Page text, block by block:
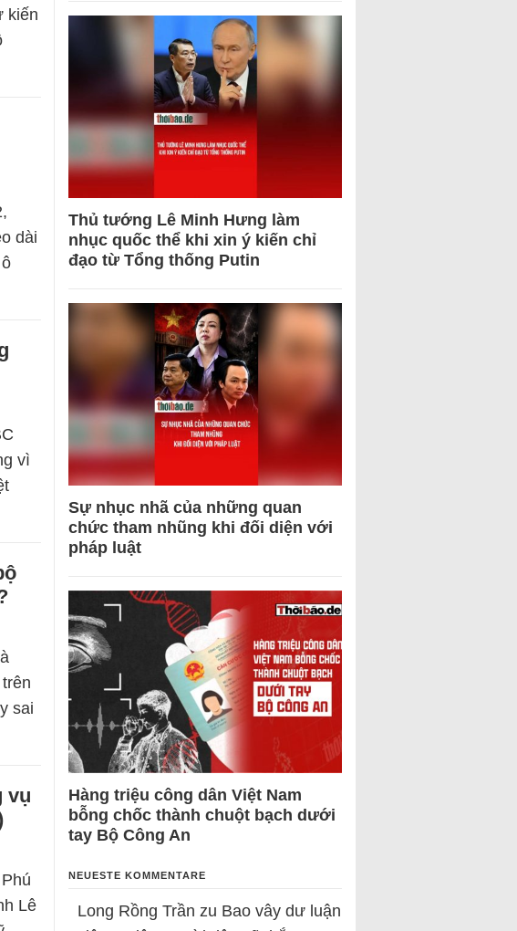
kiến
dài
vì
sai
vụ
Lê
Thủ tướng Lê Minh Hưng làm
nhục quốc thể khi xin ý kiến chỉ
đạo từ Tổng thống Putin
Sự nhục nhã của những quan
chức tham nhũng khi đối diện với
pháp luật
Hàng triệu công dân Việt Nam
bỗng chốc thành chuột bạch dưới
tay Bộ Công An
NEUESTE KOMMENTARE
Long Rồng Trần zu Bao vây dư luận